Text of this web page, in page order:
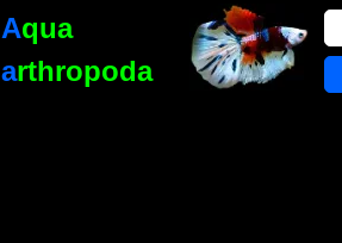
Aqua
arthropoda